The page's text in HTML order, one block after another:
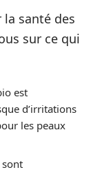
la santé des
sur ce qui
est
d’irritations
les peaux
sont